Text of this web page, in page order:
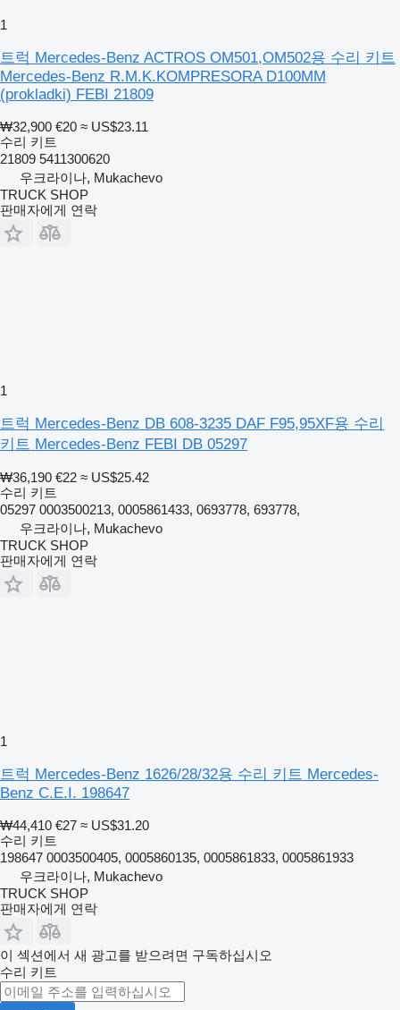
1
트럭 Mercedes-Benz ACTROS OM501,OM502용 수리 키트
Mercedes-Benz R.M.K.KOMPRESORA D100MM
(prokladki) FEBI 21809
₩32,900 €20 ≈ US$23.11
수리 키트
21809 5411300620
우크라이나, Mukachevo
TRUCK SHOP
판매자에게 연락
1
트럭 Mercedes-Benz DB 608-3235 DAF F95,95XF용 수리
키트 Mercedes-Benz FEBI DB 05297
₩36,190 €22 ≈ US$25.42
수리 키트
05297 0003500213, 0005861433, 0693778, 693778,
우크라이나, Mukachevo
TRUCK SHOP
판매자에게 연락
1
트럭 Mercedes-Benz 1626/28/32용 수리 키트 Mercedes-
Benz C.E.I. 198647
₩44,410 €27 ≈ US$31.20
수리 키트
198647 0003500405, 0005860135, 0005861833, 0005861933
우크라이나, Mukachevo
TRUCK SHOP
판매자에게 연락
이 섹션에서 새 광고를 받으려면 구독하십시오
수리 키트